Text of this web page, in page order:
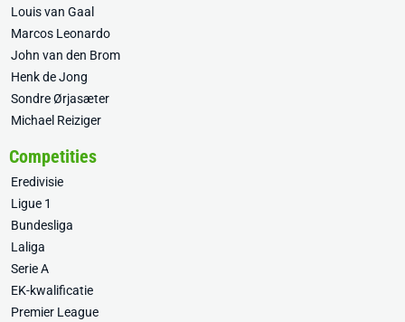
Louis van Gaal
Marcos Leonardo
John van den Brom
Henk de Jong
Sondre Ørjasæter
Michael Reiziger
Competities
Eredivisie
Ligue 1
Bundesliga
Laliga
Serie A
EK-kwalificatie
Premier League